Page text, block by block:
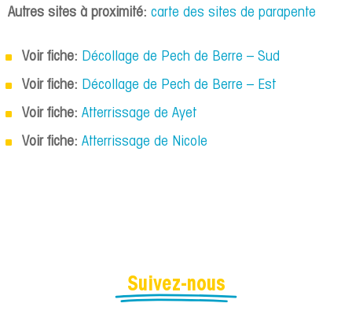
Autres sites à proximité: carte des sites de parapente
Voir fiche: Décollage de Pech de Berre – Sud
Voir fiche: Décollage de Pech de Berre – Est
Voir fiche: Atterrissage de Ayet
Voir fiche: Atterrissage de Nicole
Suivez-nous